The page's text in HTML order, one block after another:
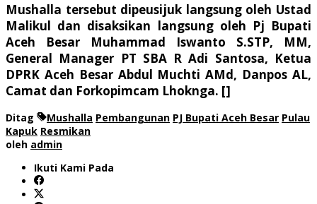
Mushalla tersebut dipeusijuk langsung oleh Ustad
Malikul dan disaksikan langsung oleh Pj Bupati
Aceh Besar Muhammad Iswanto S.STP, MM,
General Manager PT SBA R Adi Santosa, Ketua
DPRK Aceh Besar Abdul Muchti AMd, Danpos AL,
Camat dan Forkopimcam Lhoknga. []
Ditag Mushalla Pembangunan PJ Bupati Aceh Besar Pulau
Kapuk Resmikan
oleh admin
Ikuti Kami Pada